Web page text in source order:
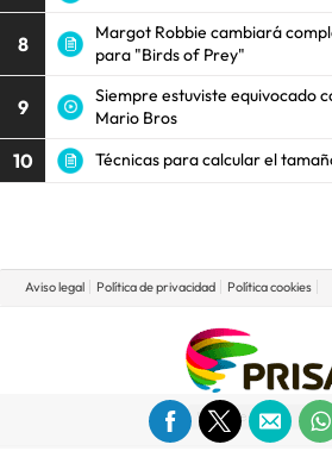
8
Margot Robbie cambiará
para "Birds of Prey"
9
Siempre estuviste equivocado
Mario Bros
10 Técnicas para calcular el
Aviso legal Política de privacidad Política cookies